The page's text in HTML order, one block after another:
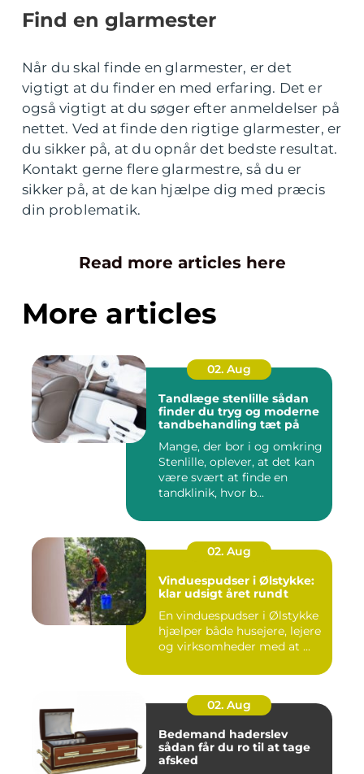
Find en glarmester
Når du skal finde en glarmester, er det
vigtigt at du finder en med erfaring. Det er
også vigtigt at du søger efter anmeldelser på
nettet. Ved at finde den rigtige glarmester, er
du sikker på, at du opnår det bedste resultat.
Kontakt gerne flere glarmestre, så du er
sikker på, at de kan hjælpe dig med præcis
din problematik.
Read more articles here
More articles
02. Aug
Tandlæge stenlille sådan
finder du tryg og moderne
tandbehandling tæt på
Mange, der bor i og omkring
Stenlille, oplever, at det kan
være svært at finde en
tandklinik, hvor b...
02. Aug
Vinduespudser i Ølstykke:
klar udsigt året rundt
En vinduespudser i Ølstykke
hjælper både husejere, lejere
og virksomheder med at ...
02. Aug
Bedemand haderslev
sådan får du ro til at tage
afsked